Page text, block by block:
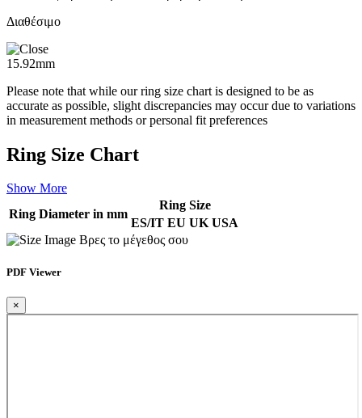
Διαθέσιμο
15.92mm
Please note that while our ring size chart is designed to be as
accurate as possible, slight discrepancies may occur due to variations
in measurement methods or personal fit preferences
Ring Size Chart
Show More
Ring Diameter in mm
Ring Size
ES/IT EU UK USA
Βρες το μέγεθος σου
PDF Viewer
×